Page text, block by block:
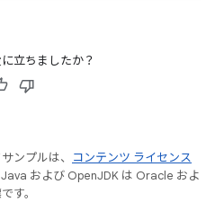
立ちましたか？
ンプルは、
コンテンツ ライセンス
および OpenJDK は Oracle およ
す。